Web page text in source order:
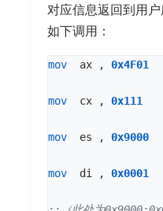
对应信息返回到用
如下调用：
mov ax , 0x4F01
mov cx , 0x111
mov es , 0x9000
mov di , 0x0001